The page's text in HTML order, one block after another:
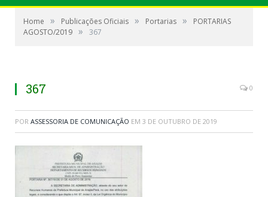
Home » Publicações Oficiais » Portarias »
PORTARIAS
AGOSTO/2019 » 367
367 0
POR ASSESSORIA DE COMUNICAÇÃO EM 3 DE OUTUBRO DE 2019